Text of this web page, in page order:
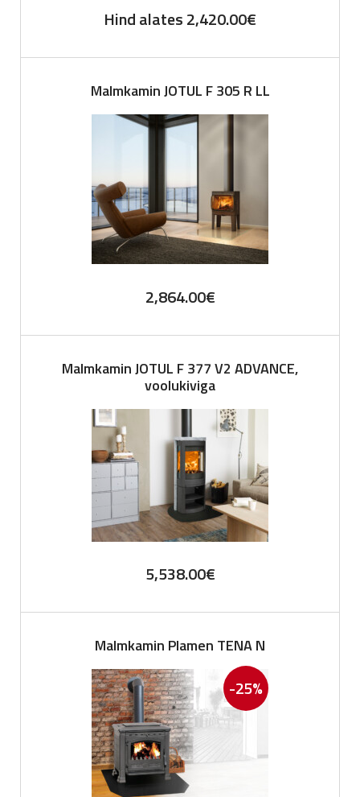
Hind alates2,420.00€
Malmkamin JOTUL F 305 R LL
2,864.00€
Malmkamin JOTUL F 377 V2 ADVANCE,
voolukiviga
5,538.00€
Malmkamin Plamen TENA N
-25%